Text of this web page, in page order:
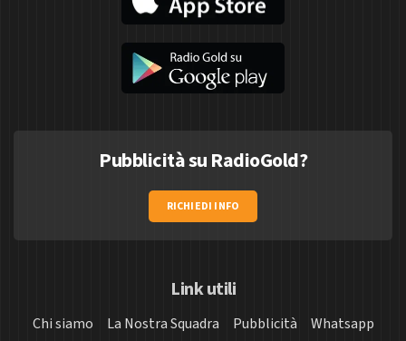
Pubblicità su RadioGold?
RICHIEDI INFO
Link utili
Chi siamo La Nostra Squadra Pubblicità
Whatsapp